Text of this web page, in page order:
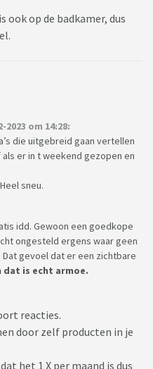
ook op de badkamer, dus
om 14:28:
die uitgebreid gaan vertellen
er in t weekend gezopen en
sneu.
idd. Gewoon een goedkope
ongesteld ergens waar geen
gevoel dat er een zichtbare
dat is echt armoe.
reacties.
door zelf producten in je
het 1 X per maand is dus